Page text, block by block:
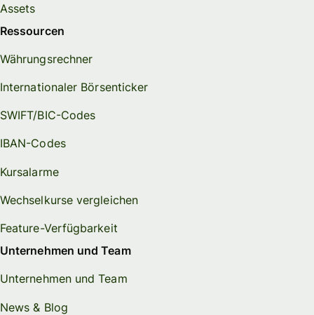
Assets
Ressourcen
Währungsrechner
Internationaler Börsenticker
SWIFT/BIC-Codes
IBAN-Codes
Kursalarme
Wechselkurse vergleichen
Feature-Verfügbarkeit
Unternehmen und Team
Unternehmen und Team
News & Blog